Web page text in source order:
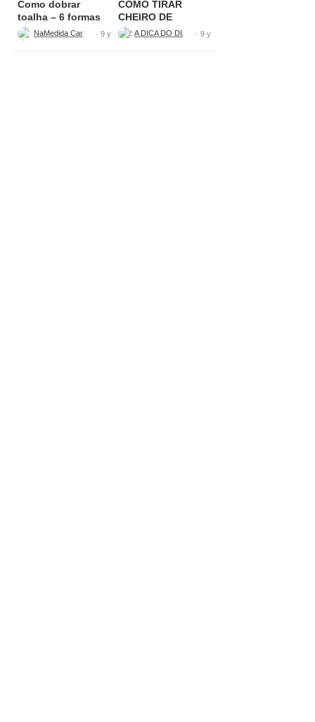
Como dobrar
toalha – 6 formas
diferentes
NaMedida Carla Carvalho
· 9 y
COMO TIRAR
CHEIRO DE
PERFUME
· 9 y